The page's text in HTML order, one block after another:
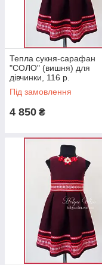
Тепла сукня-сарафан
"СОЛО" (вишня) для
дівчинки, 116 р.
Під замовлення
4 850 ₴